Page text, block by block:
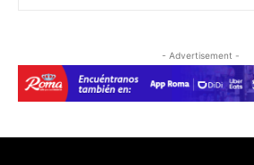
- Advertisement -